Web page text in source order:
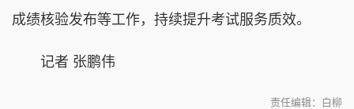
成绩核验发布等工作，持续提升考试服务质效。
记者 张鹏伟
责任编辑：白柳